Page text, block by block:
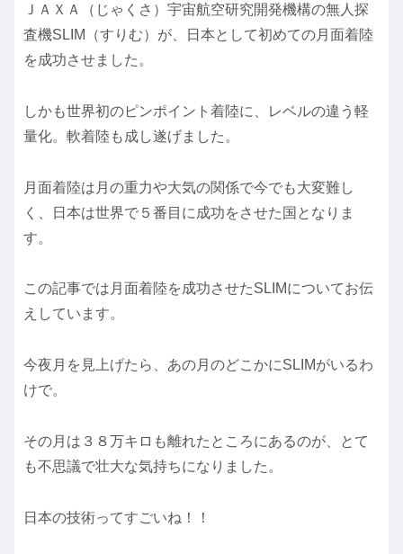
ＪＡＸＡ（じゃくさ）宇宙航空研究開発機構の無人探
査機SLIM（すりむ）が、日本として初めての月面着陸
を成功させました。
しかも世界初のピンポイント着陸に、レベルの違う軽
量化。軟着陸も成し遂げました。
月面着陸は月の重力や大気の関係で今でも大変難し
く、日本は世界で５番目に成功をさせた国となりま
す。
この記事では月面着陸を成功させたSLIMについてお伝
えしています。
今夜月を見上げたら、あの月のどこかにSLIMがいるわ
けで。
その月は３８万キロも離れたところにあるのが、とて
も不思議で壮大な気持ちになりました。
日本の技術ってすごいね！！